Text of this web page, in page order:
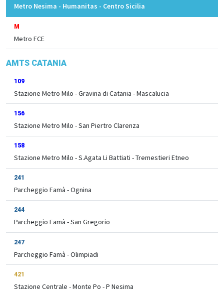
Metro Nesima - Humanitas - Centro Sicilia
M
Metro FCE
AMTS CATANIA
109
Stazione Metro Milo - Gravina di Catania - Mascalucia
156
Stazione Metro Milo - San Piertro Clarenza
158
Stazione Metro Milo - S.Agata Li Battiati - Tremestieri Etneo
241
Parcheggio Famà - Ognina
244
Parcheggio Famà - San Gregorio
247
Parcheggio Famà - Olimpiadi
421
Stazione Centrale - Monte Po - P Nesima